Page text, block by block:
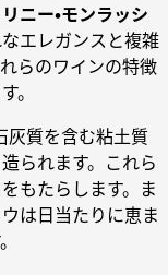
ニー・モンラッシ
エレガンスと複雑
らのワインの特徴
。
灰質を含む粘土質
られます。これら
もたらします。ま
は日当たりに恵ま